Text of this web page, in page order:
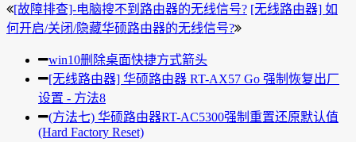
[故障排查]-电脑搜不到路由器的无线信号? [无线路由器] 如
何开启/关闭/隐藏华硕路由器的无线信号?
win10删除桌面快捷方式箭头
[无线路由器] 华硕路由器 RT-AX57 Go 强制恢复出厂
设置 - 方法8
(方法七) 华硕路由器RT-AC5300强制重置还原默认值
(Hard Factory Reset)